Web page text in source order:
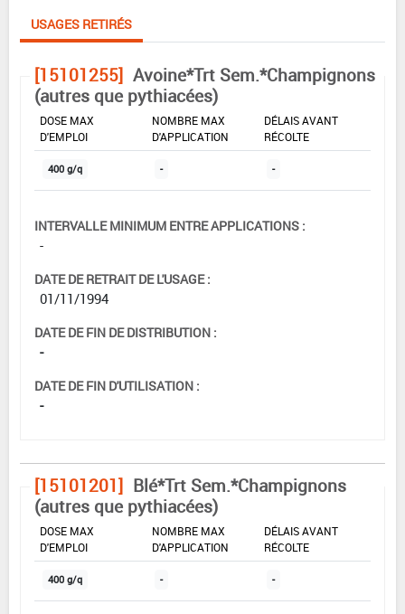
USAGES RETIRÉS
[15101255] Avoine*Trt Sem.*Champignons
(autres que pythiacées)
DOSE MAX
D'EMPLOI
NOMBRE MAX
D'APPLICATION
DÉLAIS AVANT
RÉCOLTE
400 g/q - -
INTERVALLE MINIMUM ENTRE APPLICATIONS :
-
DATE DE RETRAIT DE L'USAGE :
01/11/1994
DATE DE FIN DE DISTRIBUTION :
-
DATE DE FIN D'UTILISATION :
-
[15101201] Blé*Trt Sem.*Champignons
(autres que pythiacées)
DOSE MAX
D'EMPLOI
NOMBRE MAX
D'APPLICATION
DÉLAIS AVANT
RÉCOLTE
400 g/q - -